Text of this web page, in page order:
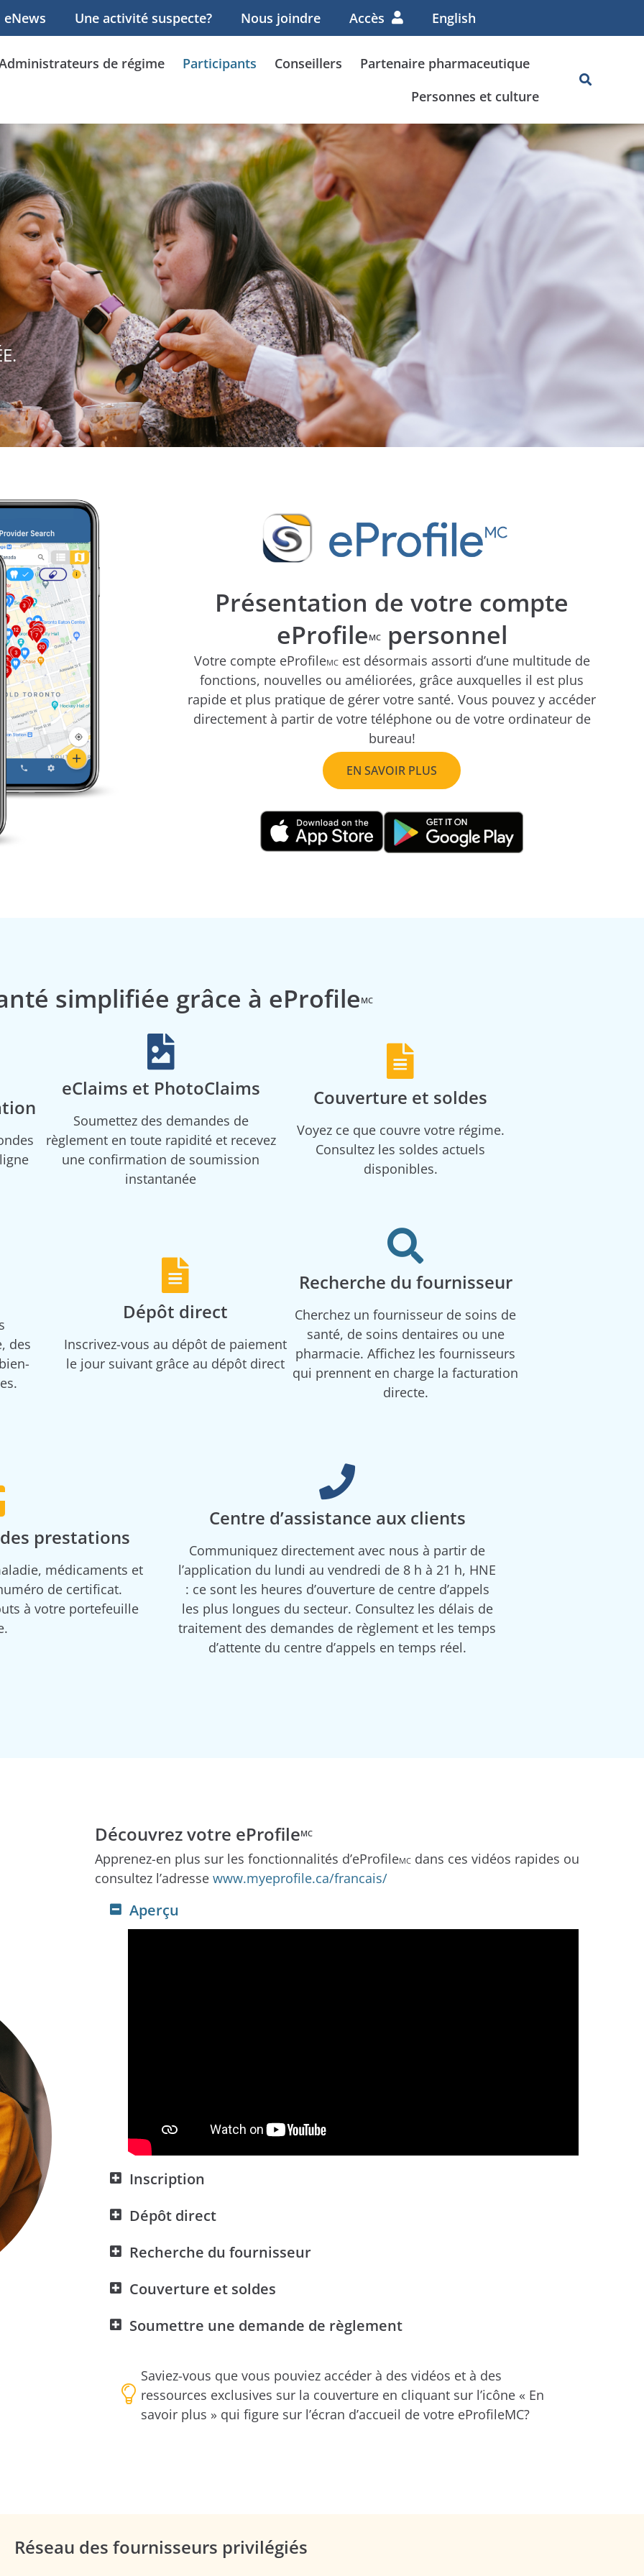
eNews Une activité suspecte? Nous joindre Accès English
de régime Participants Conseillers
Partenaire pharmaceutique
Personnes et culture
Présentation de votre compte
eProfile MCpersonnel
Votre compte eProfileMCest désormais assorti d’une multitude de
fonctions, nouvelles ou améliorées, grâce auxquelles il est plus
rapide et plus pratique de gérer votre santé. Vous pouvez y accéder
directement à partir de votre téléphone ou de votre ordinateur de
bureau!
EN SAVOIR PLUS
simplifiée grâce à eProfile MC
eClaims et PhotoClaims
Soumettez des demandes de
règlement en toute rapidité et recevez
une confirmation de soumission
instantanée
Couverture et soldes
Voyez ce que couvre votre régime.
Consultez les soldes actuels
disponibles.
des
Dépôt direct
Inscrivez-vous au dépôt de paiement
le jour suivant grâce au dépôt direct
Recherche du fournisseur
Cherchez un fournisseur de soins de
santé, de soins dentaires ou une
pharmacie. Affichez les fournisseurs
qui prennent en charge la facturation
directe.
prestations
médicaments et
de certificat.
à votre portefeuille
Centre d’assistance aux clients
Communiquez directement avec nous à partir de
l’application du lundi au vendredi de 8 h à 21 h, HNE
: ce sont les heures d’ouverture de centre d’appels
les plus longues du secteur. Consultez les délais de
traitement des demandes de règlement et les temps
d’attente du centre d’appels en temps réel.
Découvrez votre eProfileMC
Apprenez-en plus sur les fonctionnalités d’eProfileMCdans ces vidéos rapides ou
consultez l’adresse www.myeprofile.ca/francais/
Aperçu
Inscription
Dépôt direct
Recherche du fournisseur
Couverture et soldes
Soumettre une demande de règlement
Saviez-vous que vous pouviez accéder à des vidéos et à des
ressources exclusives sur la couverture en cliquant sur l’icône « En
savoir plus » qui figure sur l’écran d’accueil de votre eProfileMC?
Réseau des fournisseurs privilégiés